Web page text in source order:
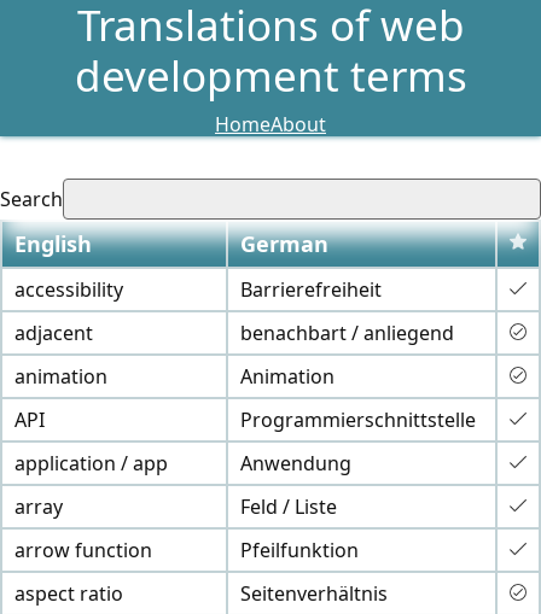
Translations of web
development terms
HomeAbout
Search
English German
accessibility
Barrierefreiheit
adjacent
benachbart / anliegend
animation
Animation
API
Programmierschnittstelle
application / app
Anwendung
array
Feld / Liste
arrow function
Pfeilfunktion
aspect ratio
Seitenverhältnis